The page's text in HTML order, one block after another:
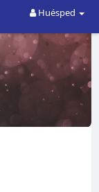
Huésped